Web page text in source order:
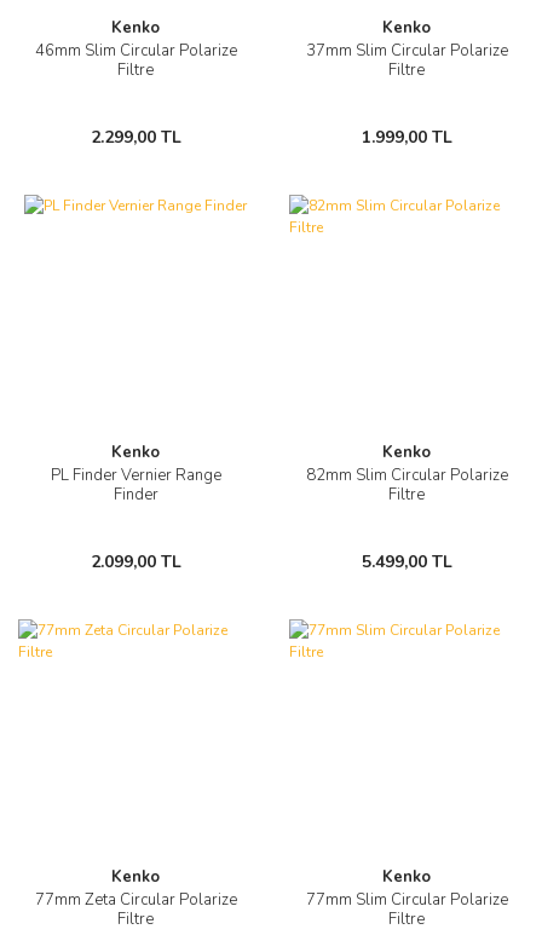
Kenko
46mm Slim Circular Polarize
Filtre
2.299,00 TL
Kenko
37mm Slim Circular Polarize
Filtre
1.999,00 TL
Kenko
PL Finder Vernier Range
Finder
2.099,00 TL
Kenko
82mm Slim Circular Polarize
Filtre
5.499,00 TL
Kenko
77mm Zeta Circular Polarize
Filtre
Kenko
77mm Slim Circular Polarize
Filtre